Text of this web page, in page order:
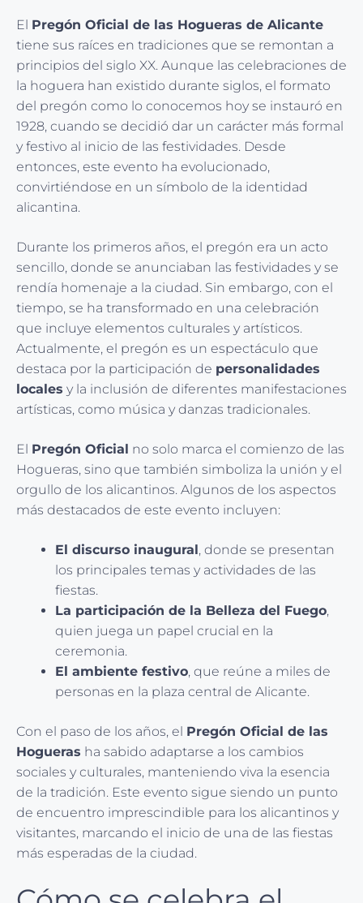
El Pregón Oficial de las Hogueras de Alicante
tiene sus raíces en tradiciones que se remontan a
principios del siglo XX. Aunque las celebraciones de
la hoguera han existido durante siglos, el formato
del pregón como lo conocemos hoy se instauró en
1928, cuando se decidió dar un carácter más formal
y festivo al inicio de las festividades. Desde
entonces, este evento ha evolucionado,
convirtiéndose en un símbolo de la identidad
alicantina.
Durante los primeros años, el pregón era un acto
sencillo, donde se anunciaban las festividades y se
rendía homenaje a la ciudad. Sin embargo, con el
tiempo, se ha transformado en una celebración
que incluye elementos culturales y artísticos.
Actualmente, el pregón es un espectáculo que
destaca por la participación de personalidades
locales y la inclusión de diferentes manifestaciones
artísticas, como música y danzas tradicionales.
El Pregón Oficial no solo marca el comienzo de las
Hogueras, sino que también simboliza la unión y el
orgullo de los alicantinos. Algunos de los aspectos
más destacados de este evento incluyen:
El discurso inaugural , donde se presentan
los principales temas y actividades de las
fiestas.
La participación de la Belleza del Fuego,
quien juega un papel crucial en la
ceremonia.
El ambiente festivo, que reúne a miles de
personas en la plaza central de Alicante.
Con el paso de los años, el Pregón Oficial de las
Hogueras ha sabido adaptarse a los cambios
sociales y culturales, manteniendo viva la esencia
de la tradición. Este evento sigue siendo un punto
de encuentro imprescindible para los alicantinos y
visitantes, marcando el inicio de una de las fiestas
más esperadas de la ciudad.